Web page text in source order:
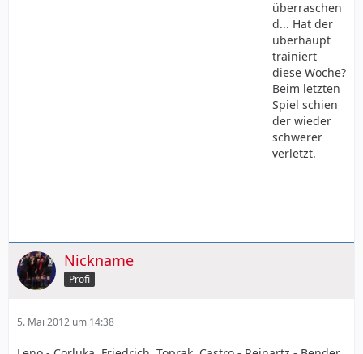
überraschen
d... Hat der
überhaupt
trainiert
diese Woche?
Beim letzten
Spiel schien
der wieder
schwerer
verletzt.
Nickname
Profi
5. Mai 2012 um 14:38